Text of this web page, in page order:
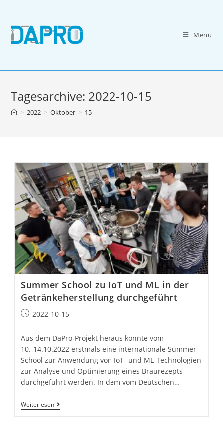
springen
Menü
Tagesarchive: 2022-10-15
> 2022 > Oktober > 15
Summer School zu IoT und ML in der
Getränkeherstellung durchgeführt
Beitrag2022-10-15
Aus dem DaPro-Projekt heraus konnte vom
10.-14.10.2022 erstmals eine internationale Summer
School zur Anwendung von IoT- und ML-Technologien
zur Analyse und Optimierung eines Braurezepts
durchgeführt werden. In dem vom Deutschen…
WeiterlesenSummer
School